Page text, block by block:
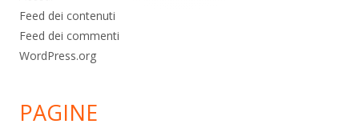
Feed dei contenuti
Feed dei commenti
WordPress.org
PAGINE